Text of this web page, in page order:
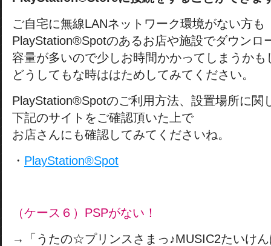
ご自宅に無線LANネットワーク環境がない方も
PlayStation®Spotのあるお店や施設でダウンロ
容量が多いので少しお時間かかってしまうかも
どうしてもな時ははためしてみてください。
PlayStation®Spotのご利用方法、設置場所に関
下記のサイトをご確認頂いた上で
お店さんにも確認してみてくださいね。
・ PlayStation®Spot
（ケース６）PSPがない！
→「うたの☆プリンスさまっ♪MUSIC2たいけ